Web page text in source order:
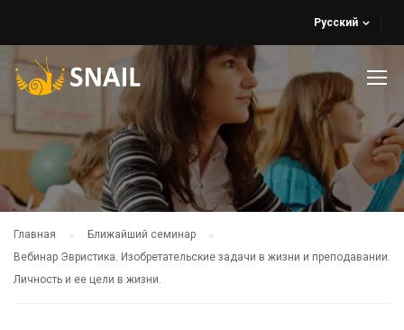
Русский
Главная
Ближайший семинар
Вебинар Эвристика. Изобретательские задачи в жизни и преподавании.
Личность и ее цели в жизни.